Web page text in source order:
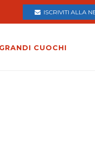
ISCRIVITI ALLA
GRANDI CUOCHI